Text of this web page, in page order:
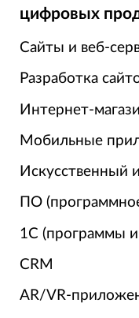
цифровых
Сайты и веб-
Разработка
Интернет-
Мобильные
Искусственный
ПО
1С (программы
CRM
AR/VR-